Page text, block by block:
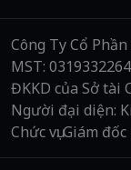
Công Ty Cổ
MST:
ĐKKD của Sở tài
Người đại diện:
Chức vụ: Giám đốc